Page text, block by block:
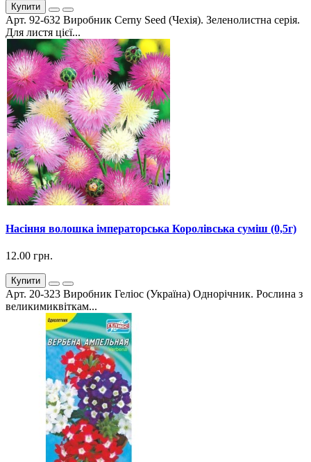
Купити
Арт. 92-632 Виробник Cerny Seed (Чехія). Зеленолистна серія.
Для листя цієї...
Насіння волошка імператорська Королівська суміш (0,5г)
12.00 грн.
Купити
Арт. 20-323 Виробник Геліос (Україна) Однорічник. Рослина з
великимиквіткам...